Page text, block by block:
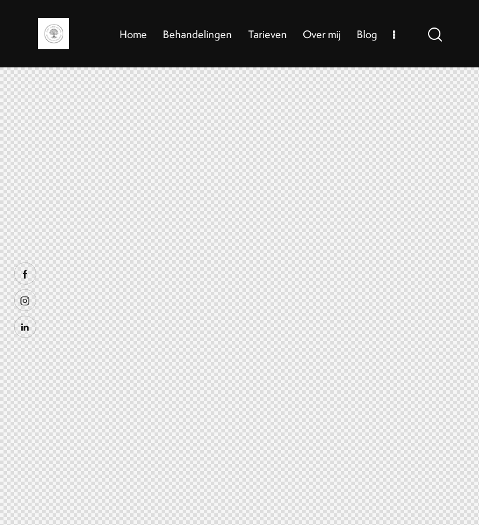
Home Behandelingen Tarieven Over mij Blog
Home Behandelingen Tarieven Over mij Blog